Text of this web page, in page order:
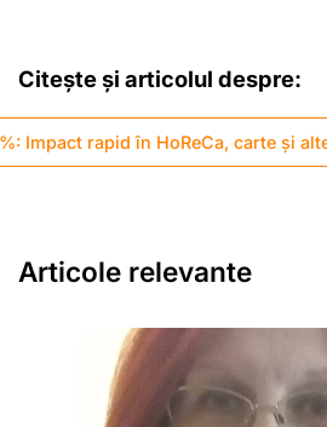
Citește și articolul despre:
Impact rapid în HoReCa, carte și
Articole relevante